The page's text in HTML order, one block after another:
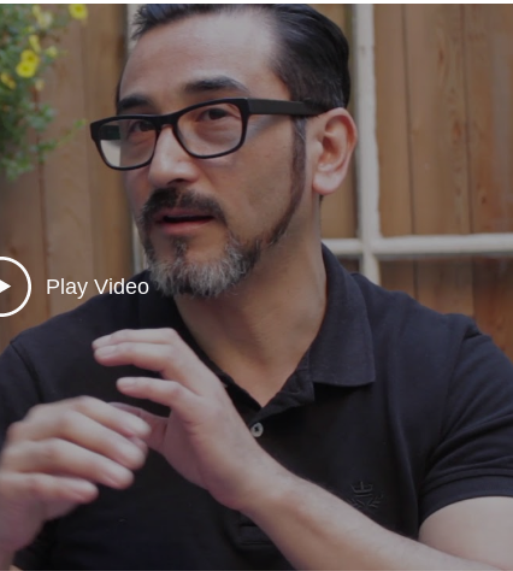
Play Video